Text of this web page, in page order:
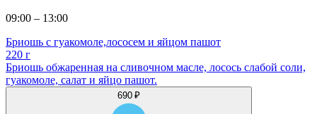
09:00 – 13:00
Бриошь с гуакомоле,лососем и яйцом пашот
220 г
Бриошь обжаренная на сливочном масле, лосось слабой соли,
гуакомоле, салат и яйцо пашот.
690 ₽